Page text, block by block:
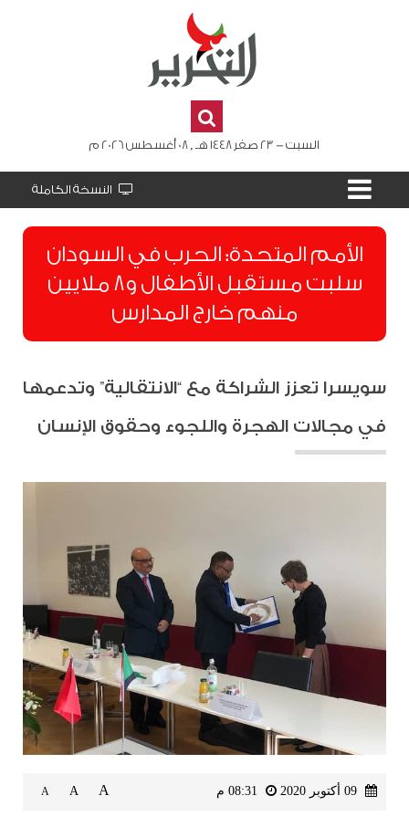
السبت - 23 صفر 1448 هـ , 08 أغسطس 2026 م
النسخة الكاملة
الأمم المتحدة: الحرب في السودان
سلبت مستقبل الأطفال و8 ملايين
منهم خارج المدارس
سويسرا تعزز الشراكة مع “الانتقالية” وتدعمها
في مجالات الهجرة واللجوء وحقوق الإنسان
A
A
A